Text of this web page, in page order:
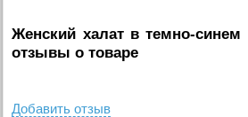
Женский халат в темно-синем
отзывы о товаре
Добавить отзыв